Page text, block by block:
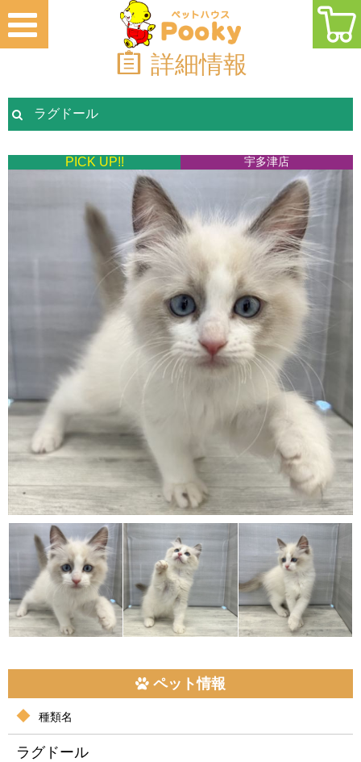
詳細情報
ラグドール
PICK UP!! 宇多津店
ペット情報
種類名
ラグドール